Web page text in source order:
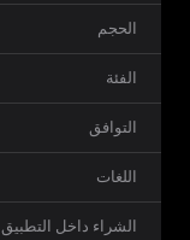
الحجم
الفئة
التوافق
اللغات
الشراء داخل التطبيق